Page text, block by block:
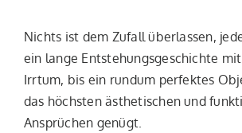
Nichts ist dem Zufall überlassen,
ein lange Entstehungsgeschichte
Irrtum, bis ein rundum perfektes
das höchsten ästhetischen und
Ansprüchen genügt.